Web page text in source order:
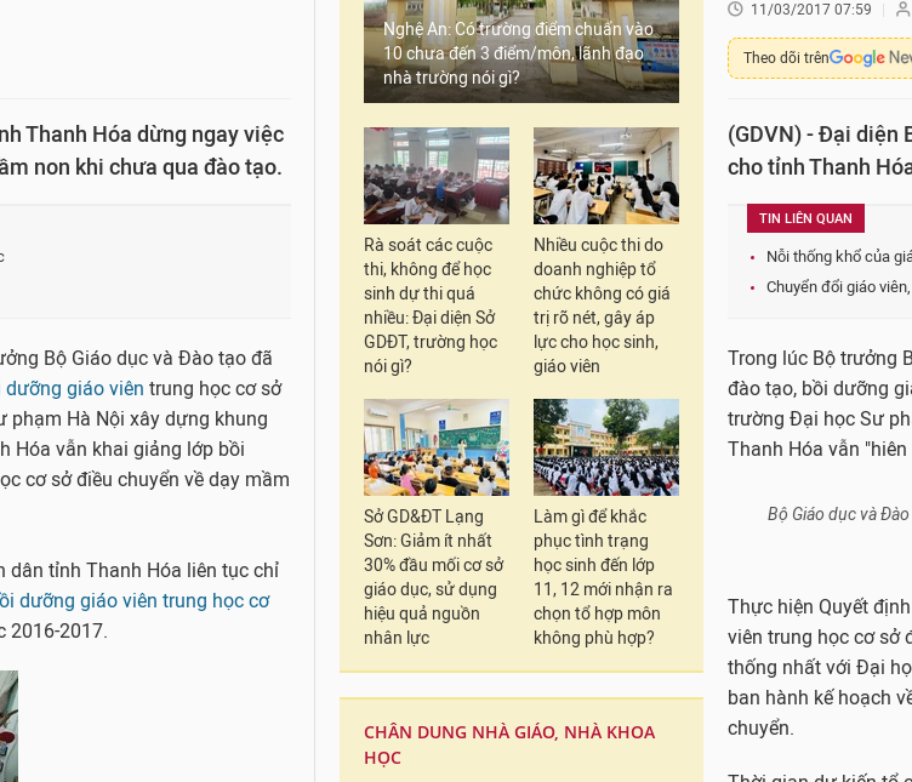
Thanh Hóa dừng ngay việc
non khi chưa qua đào tạo.
Bộ Giáo dục và Đào tạo đã
giáo viên trung học cơ sở
phạm Hà Nội xây dựng khung
Hóa vẫn khai giảng lớp bồi
cơ sở điều chuyển về dạy mầm
dân tỉnh Thanh Hóa liên tục chỉ
dưỡng giáo viên trung học cơ
2016-2017.
Nghệ An: Có trường điểm chuẩn vào
10 chưa đến 3 điểm/môn, lãnh đạo
nhà trường nói gì?
Rà soát các cuộc
thi, không để học
sinh dự thi quá
nhiều: Đại diện Sở
GDĐT, trường học
nói gì?
Nhiều cuộc thi do
doanh nghiệp tổ
chức không có giá
trị rõ nét, gây áp
lực cho học sinh,
giáo viên
Sở GD&ĐT Lạng
Sơn: Giảm ít nhất
30% đầu mối cơ sở
giáo dục, sử dụng
hiệu quả nguồn
nhân lực
Làm gì để khắc
phục tình trạng
học sinh đến lớp
11, 12 mới nhận ra
chọn tổ hợp môn
không phù hợp?
CHÂN DUNG NHÀ GIÁO, NHÀ KHOA
HỌC
11/03/2017 07:59
Theo dõi trên
(GDVN) - Đại diện
cho tỉnh Thanh
TIN LIÊN QUAN
Nỗi thống khổ của
Chuyển đổi giáo
Trong lúc Bộ trưởng
đào tạo, bồi dưỡng
trường Đại học Sư
Thanh Hóa vẫn